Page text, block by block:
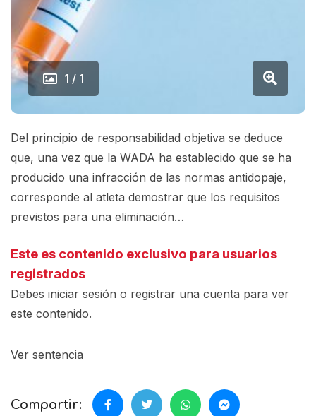
1 / 1
Del principio de responsabilidad objetiva se deduce
que, una vez que la WADA ha establecido que se ha
producido una infracción de las normas antidopaje,
corresponde al atleta demostrar que los requisitos
previstos para una eliminación…
Este es contenido exclusivo para usuarios
registrados
Debes iniciar sesión o registrar una cuenta para ver
este contenido.
Ver sentencia
Compartir: